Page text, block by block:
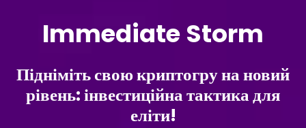
Immediate Storm
Підніміть свою криптогру на новий
рівень: інвестиційна тактика для
еліти!